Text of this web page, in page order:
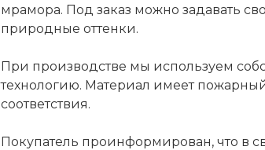
мрамора. Под заказ можно задавать
природные оттенки.
При производстве мы используем
технологию. Материал имеет
соответствия.
Покупатель проинформирован, что в